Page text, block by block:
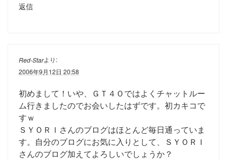
返信
Red-Starより:
2006年9月12日 20:58
初めまして！いや、ＧＴ４Ｏではよくチャットルー
ム行きましたのでお会いしたはずです。初カキコで
すｗ
ＳＹＯＲＩさんのブログはほとんど毎日通っていま
す。自分のブログにお気に入りとして、ＳＹＯＲＩ
さんのブログ加えてよろしいでしょうか？